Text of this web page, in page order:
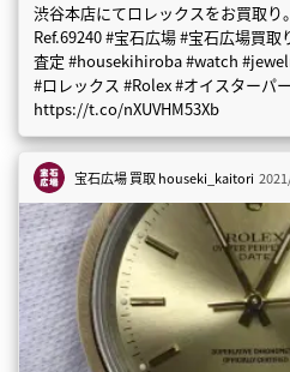
渋谷本店にてロレックスをお買取り
Ref.69240 #宝石広場 #宝石広場買
査定 #housekihiroba #watch
#ロレックス #Rolex #オイスターパ
https://t.co/nXUVHM53Xb
宝石広場 買取houseki_kaitori